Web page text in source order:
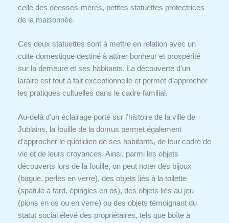
celle des déesses-mères, petites statuettes protectrices
de la maisonnée.
Ces deux statuettes sont à mettre en relation avec un
culte domestique destiné à attirer bonheur et prospérité
sur la demeure et ses habitants. La découverte d’un
laraire est tout à fait exceptionnelle et permet d’approcher
les pratiques cultuelles dans le cadre familial.
Au-delà d’un éclairage porté sur l’histoire de la ville de
Jublains, la fouille de la domus permet également
d’approcher le quotidien de ses habitants, de leur cadre de
vie et de leurs croyances. Ainsi, parmi les objets
découverts lors de la fouille, on peut noter des bijoux
(bague, perles en verre), des objets liés à la toilette
(spatule à fard, épingles en os), des objets liés au jeu
(pions en os ou en verre) ou des objets témoignant du
statut social élevé des propriétaires, tels que boîte à